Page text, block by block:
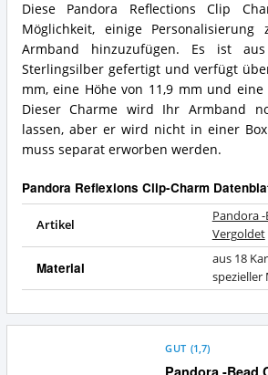
Pandora
-
Bead
Charms
Vergoldet
Zusammenfassung:
Was
bietet
dieser
Reflexions
Clip-
Diese Pandora Reflections Clip
Möglichkeit, einige Personalisierung
Armband hinzuzufügen. Es ist
Sterlingsilber gefertigt und verfügt
mm, eine Höhe von 11,9 mm und
Dieser Charme wird Ihr Armband
lassen, aber er wird nicht in einer
muss separat erworben werden.
Pandora Reflexions Clip-Charm
Artikel
Pandora
Vergoldet
Material
aus 18
spezieller
Vergoldet
Vorteile:
Was
spricht
für
diesen
Pandora
Reflexions
Clip-
Pandora -Bead
GUT (1,7)